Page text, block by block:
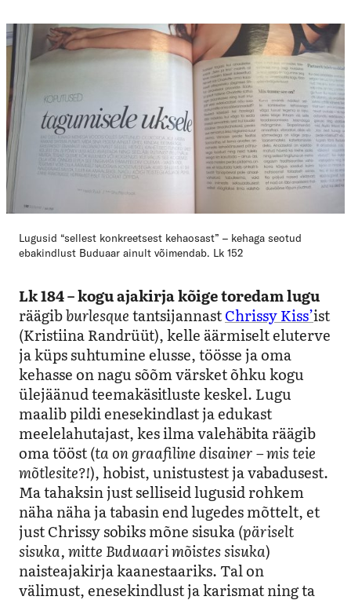
Lugusid “sellest konkreetsest kehaosast” – kehaga seotud
ebakindlust Buduaar ainult võimendab. Lk 152
Lk 184 – kogu ajakirja kõige toredam lugu
räägibburlesquetantsijannastChrissy Kiss’ist
(Kristiina Randrüüt), kelle äärmiselt eluterve
ja küps suhtumine elusse, töösse ja oma
kehasse on nagu sõõm värsket õhku kogu
ülejäänud teemakäsitluste keskel. Lugu
maalib pildi enesekindlast ja edukast
meelelahutajast, kes ilma valehäbita räägib
oma tööst (ta on graafiline disainer – mis teie
mõtlesite?!), hobist, unistustest ja vabadusest.
Ma tahaksin just selliseid lugusid rohkem
näha näha ja tabasin end lugedes mõttelt, et
just Chrissy sobiks mõne sisuka (päriselt
sisuka, mitte Buduaari mõistes sisuka)
naisteajakirja kaanestaariks. Tal on
välimust, enesekindlust ja karismat ning ta